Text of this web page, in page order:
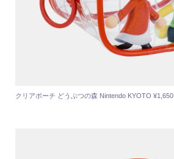
クリアポーチ どうぶつの森 Nintendo KYOTO ¥1,650